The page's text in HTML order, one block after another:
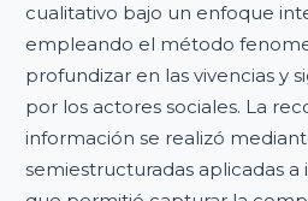
cualitativo bajo un enfoque
empleando el método
profundizar en las vivencias y
por los actores sociales. La
información se realizó
semiestructuradas aplicadas